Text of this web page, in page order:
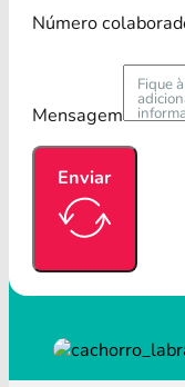
Número
Mensagem
Enviar